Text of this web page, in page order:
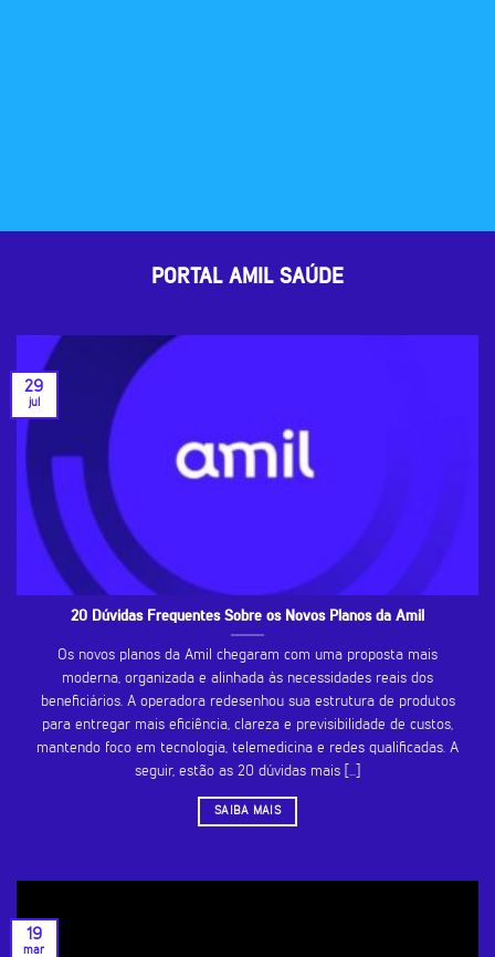
PORTAL AMIL SAÚDE
20 Dúvidas Frequentes Sobre os Novos Planos da Amil
Os novos planos da Amil chegaram com uma proposta mais
moderna, organizada e alinhada às necessidades reais dos
beneficiários. A operadora redesenhou sua estrutura de produtos
para entregar mais eficiência, clareza e previsibilidade de custos,
mantendo foco em tecnologia, telemedicina e redes qualificadas. A
seguir, estão as 20 dúvidas mais [...]
SAIBA MAIS
29
jul
19
mar